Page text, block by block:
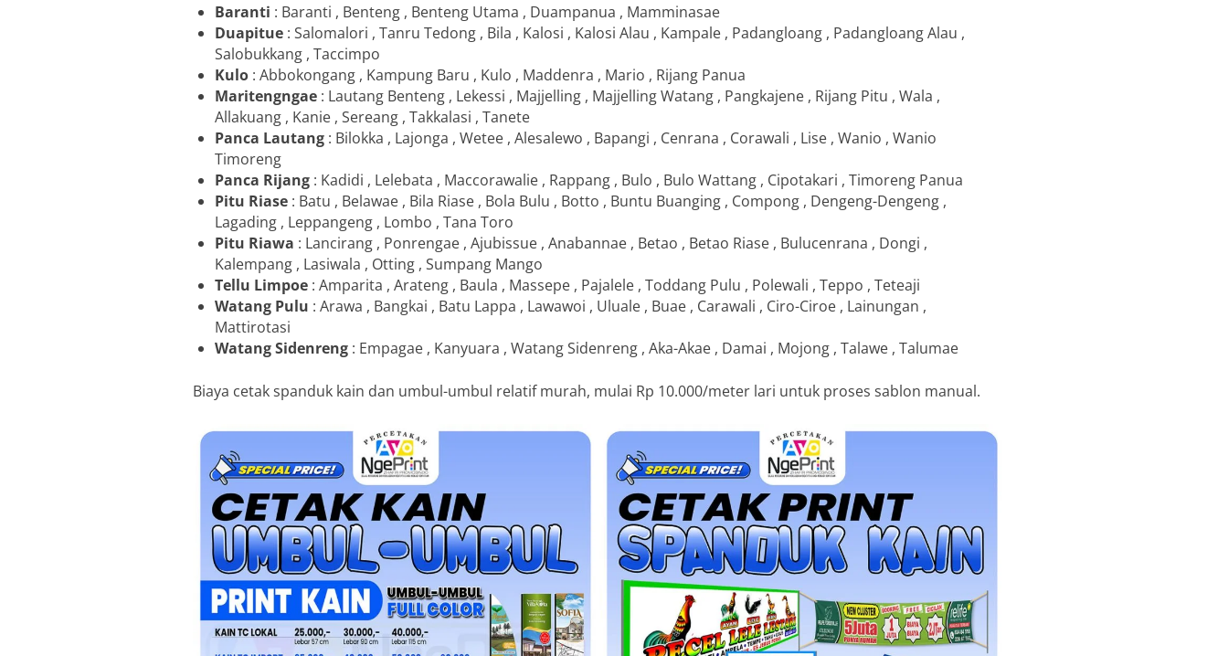
Baranti : Baranti , Benteng , Benteng Utama , Duampanua , Mamminasae
Duapitue : Salomalori , Tanru Tedong , Bila , Kalosi , Kalosi Alau , Kampale , Padangloang , Padangloang Alau ,
Salobukkang , Taccimpo
Kulo : Abbokongang , Kampung Baru , Kulo , Maddenra , Mario , Rijang Panua
Maritengngae : Lautang Benteng , Lekessi , Majjelling , Majjelling Watang , Pangkajene , Rijang Pitu , Wala ,
Allakuang , Kanie , Sereang , Takkalasi , Tanete
Panca Lautang : Bilokka , Lajonga , Wetee , Alesalewo , Bapangi , Cenrana , Corawali , Lise , Wanio , Wanio
Timoreng
Panca Rijang : Kadidi , Lelebata , Maccorawalie , Rappang , Bulo , Bulo Wattang , Cipotakari , Timoreng Panua
Pitu Riase : Batu , Belawae , Bila Riase , Bola Bulu , Botto , Buntu Buanging , Compong , Dengeng-Dengeng ,
Lagading , Leppangeng , Lombo , Tana Toro
Pitu Riawa : Lancirang , Ponrengae , Ajubissue , Anabannae , Betao , Betao Riase , Bulucenrana , Dongi ,
Kalempang , Lasiwala , Otting , Sumpang Mango
Tellu Limpoe : Amparita , Arateng , Baula , Massepe , Pajalele , Toddang Pulu , Polewali , Teppo , Teteaji
Watang Pulu : Arawa , Bangkai , Batu Lappa , Lawawoi , Uluale , Buae , Carawali , Ciro-Ciroe , Lainungan ,
Mattirotasi
Watang Sidenreng : Empagae , Kanyuara , Watang Sidenreng , Aka-Akae , Damai , Mojong , Talawe , Talumae
Biaya cetak spanduk kain dan umbul-umbul relatif murah, mulai Rp 10.000/meter lari untuk proses sablon manual.